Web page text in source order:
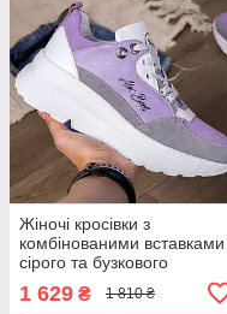
Жіночі кросівки з
комбінованими вставками
сірого та бузкового
1 629 ₴ 1 810 ₴